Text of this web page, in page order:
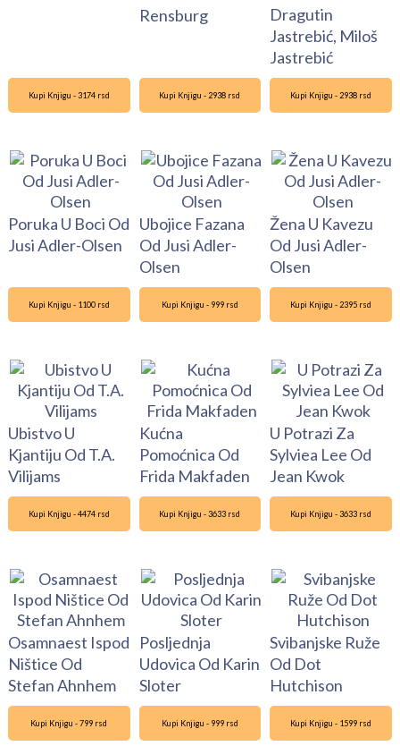
Rensburg
Dragutin
Jastrebić, Miloš
Jastrebić
Kupi Knjigu - 3174 rsd
Poruka U Boci Od
Jusi Adler-Olsen
Kupi Knjigu - 2938 rsd
Ubojice Fazana
Od Jusi Adler-
Olsen
Kupi Knjigu - 2938 rsd
Žena U Kavezu
Od Jusi Adler-
Olsen
Kupi Knjigu - 1100 rsd
Ubistvo U
Kjantiju Od T.A.
Vilijams
Kupi Knjigu - 999 rsd
Kućna
Pomoćnica Od
Frida Makfaden
Kupi Knjigu - 2395 rsd
U Potrazi Za
Sylviea Lee Od
Jean Kwok
Kupi Knjigu - 4474 rsd
Osamnaest Ispod
Ništice Od
Stefan Ahnhem
Kupi Knjigu - 3633 rsd
Posljednja
Udovica Od Karin
Sloter
Kupi Knjigu - 3633 rsd
Svibanjske Ruže
Od Dot
Hutchison
Kupi Knjigu - 799 rsd Kupi Knjigu - 999 rsd Kupi Knjigu - 1599 rsd